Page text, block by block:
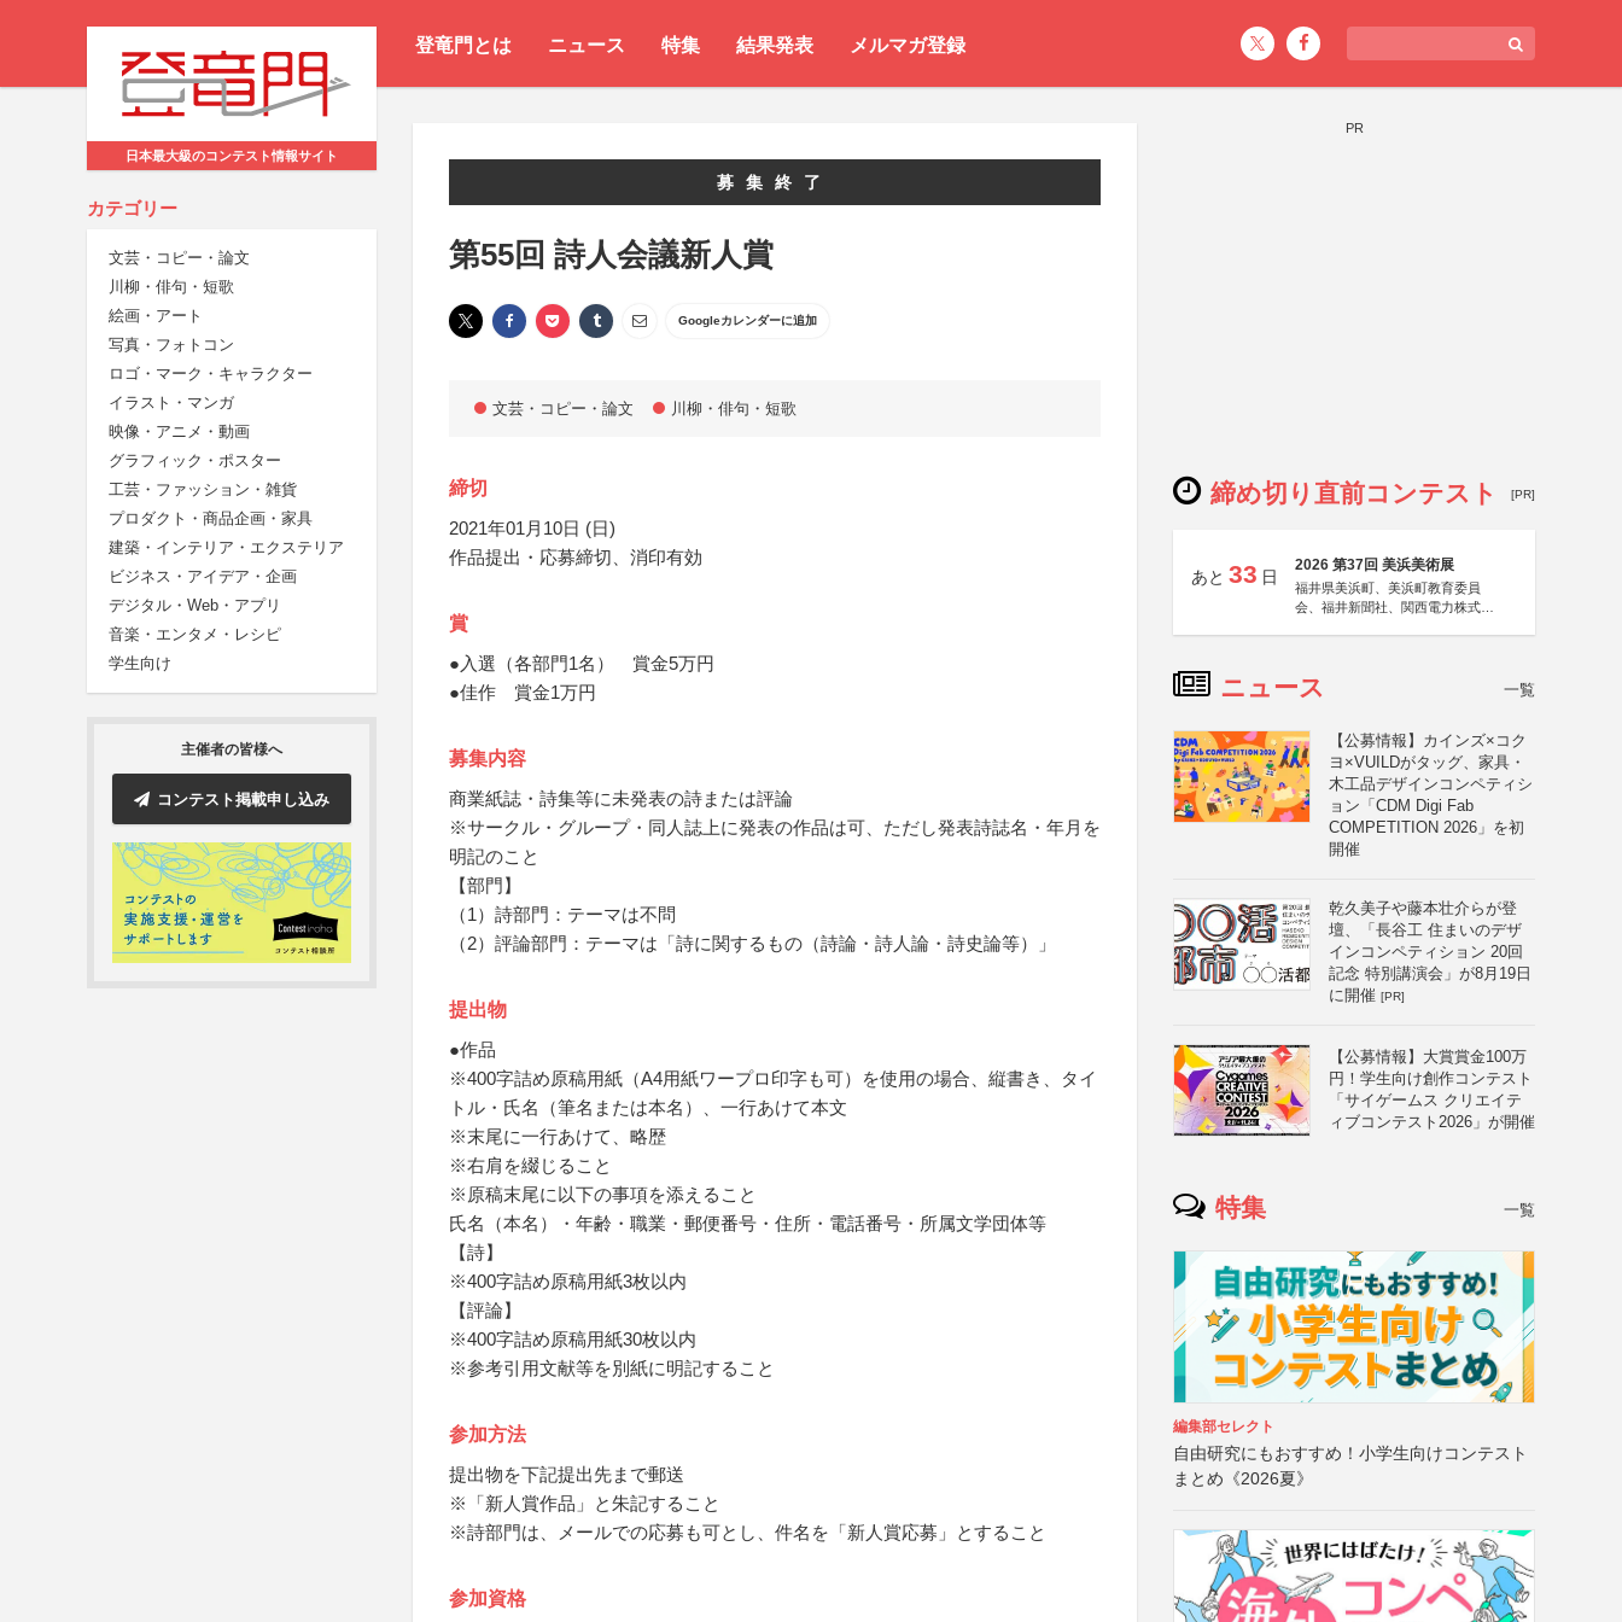
登竜門とは ニュース 特集 結果発表 メルマガ登録
日本最大級のコンテスト情報サイト
カテゴリー
文芸・コピー・論文
川柳・俳句・短歌
絵画・アート
写真・フォトコン
ロゴ・マーク・キャラクター
イラスト・マンガ
映像・アニメ・動画
グラフィック・ポスター
工芸・ファッション・雑貨
プロダクト・商品企画・家具
建築・インテリア・エクステリア
ビジネス・アイデア・企画
デジタル・Web・アプリ
音楽・エンタメ・レシピ
学生向け
主催者の皆様へ
コンテスト掲載申し込み
募集終了
第55回 詩人会議新人賞
Googleカレンダーに追加
文芸・コピー・論文 川柳・俳句・短歌
締切
2021年01月10日 (日)
作品提出・応募締切、消印有効
賞
●入選（各部門1名） 賞金5万円
●佳作 賞金1万円
募集内容
商業紙誌・詩集等に未発表の詩または評論
※サークル・グループ・同人誌上に発表の作品は可、ただし発表詩誌名・年月を
明記のこと
【部門】
（1）詩部門：テーマは不問
（2）評論部門：テーマは「詩に関するもの（詩論・詩人論・詩史論等）」
提出物
●作品
※400字詰め原稿用紙（A4用紙ワープロ印字も可）を使用の場合、縦書き、タイ
トル・氏名（筆名または本名）、一行あけて本文
※末尾に一行あけて、略歴
※右肩を綴じること
※原稿末尾に以下の事項を添えること
氏名（本名）・年齢・職業・郵便番号・住所・電話番号・所属文学団体等
【詩】
※400字詰め原稿用紙3枚以内
【評論】
※400字詰め原稿用紙30枚以内
※参考引用文献等を別紙に明記すること
参加方法
提出物を下記提出先まで郵送
※「新人賞作品」と朱記すること
※詩部門は、メールでの応募も可とし、件名を「新人賞応募」とすること
参加資格
PR
締め切り直前コンテスト [PR]
あと 33 日
2026 第37回 美浜美術展
福井県美浜町、美浜町教育委員
会、福井新聞社、関西電力株式会
ニュース 一覧
【公募情報】カインズ×コク
ヨ×VUILDがタッグ、家具・
木工品デザインコンペティシ
ョン「CDM Digi Fab
COMPETITION 2026」を初
開催
乾久美子や藤本壮介らが登
壇、「長谷工 住まいのデザ
インコンペティション 20回
記念 特別講演会」が8月19日
に開催 [PR]
【公募情報】大賞賞金100万
円！学生向け創作コンテスト
「サイゲームス クリエイテ
ィブコンテスト2026」が開催
特集 一覧
編集部セレクト
自由研究にもおすすめ！小学生向けコンテスト
まとめ《2026夏》